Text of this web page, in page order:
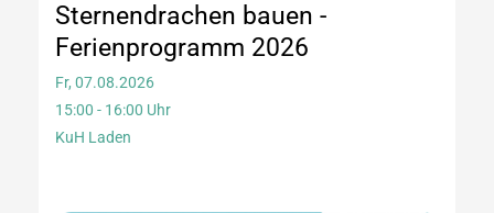
Sternendrachen bauen -
Ferienprogramm 2026
Fr, 07.08.2026
15:00 - 16:00 Uhr
KuH Laden